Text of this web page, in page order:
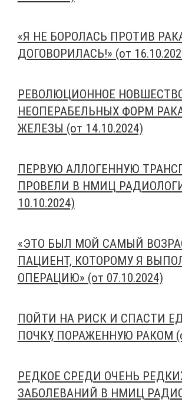
«Я НЕ БОРОЛАСЬ ПРОТИВ
ДОГОВОРИЛАСЬ!» (от
РЕВОЛЮЦИОННОЕ
НЕОПЕРАБЕЛЬНЫХ ФОРМ
ЖЕЛЕЗЫ (от 14.10.2024)
ПЕРВУЮ АЛЛОГЕННУЮ
ПРОВЕЛИ В НМИЦ
10.10.2024)
«ЭТО БЫЛ МОЙ САМЫЙ
ПАЦИЕНТ, КОТОРОМУ Я
ОПЕРАЦИЮ» (от 07.10.2024)
ПОЙТИ НА РИСК И СПАСТИ
ПОЧКУ, ПОРАЖЕННУЮ РАКОМ
РЕДКОЕ СРЕДИ ОЧЕНЬ
ЗАБОЛЕВАНИЙ В НМИЦ